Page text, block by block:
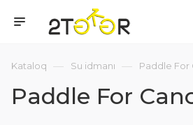
Kataloq — Su idmanı — Paddle For
Paddle For